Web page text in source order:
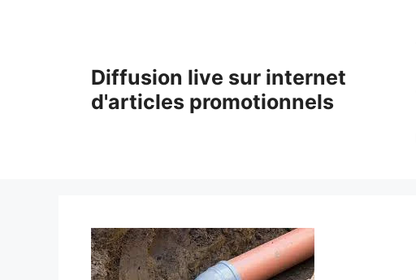
Diffusion live sur internet
d'articles promotionnels